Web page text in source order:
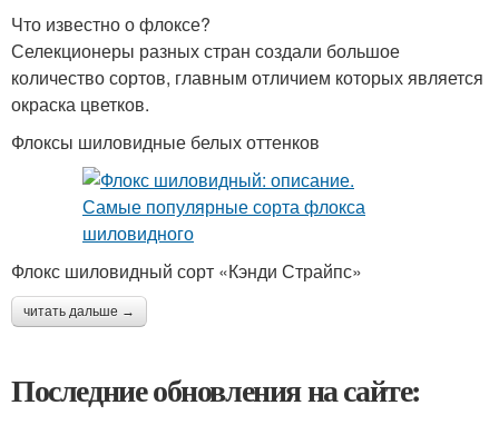
Что известно о флоксе?
Селекционеры разных стран создали большое
количество сортов, главным отличием которых является
окраска цветков.
Флоксы шиловидные белых оттенков
Флокс шиловидный сорт «Кэнди Страйпс»
читать дальше →
Последние обновления на сайте: